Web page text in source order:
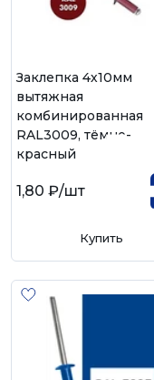
Заклепка 4х10мм
вытяжная
комбинированная
RAL3009, тёмно-
красный
1,80 ₽/шт
Купить